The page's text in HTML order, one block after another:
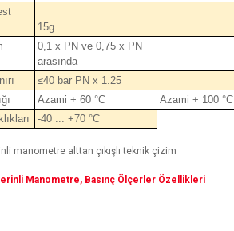
15g
0,1 x PN ve 0,75 x PN
arasında
≤40 bar PN x 1.25
Azami + 60 °C
Azami + 100 °C
-40 ... +70 °C
Manometre, Basınç Ölçerler Özellikleri